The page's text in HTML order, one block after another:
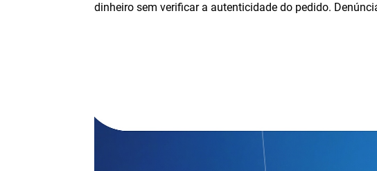
dinheiro sem verificar a autenticidade do pedido.